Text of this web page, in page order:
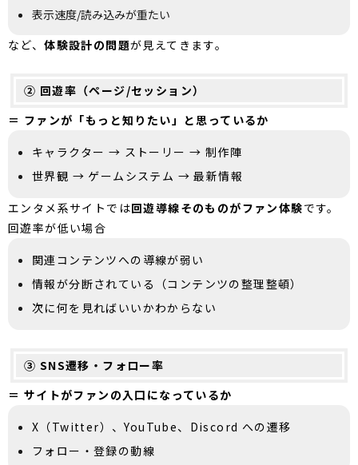
表示速度/読み込みが重たい
など、体験設計の問題が見えてきます。
② 回遊率（ページ/セッション）
＝ ファンが「もっと知りたい」と思っているか
キャラクター → ストーリー → 制作陣
世界観 → ゲームシステム → 最新情報
エンタメ系サイトでは回遊導線そのものがファン体験です。
回遊率が低い場合
関連コンテンツへの導線が弱い
情報が分断されている（コンテンツの整理整頓）
次に何を見ればいいかわからない
③ SNS遷移・フォロー率
＝ サイトがファンの入口になっているか
X（Twitter）、YouTube、Discord への遷移
フォロー・登録の動線